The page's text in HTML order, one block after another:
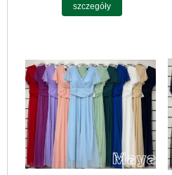
szczegóły